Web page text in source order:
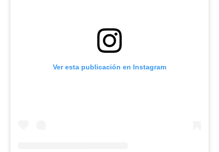
Ver esta publicación en Instagram